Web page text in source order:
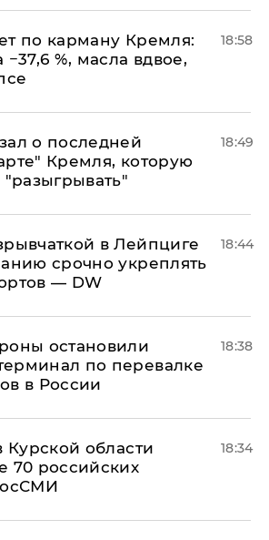
по карману Кремля:
−37,6 %, масла вдвое,
18:58
о последней
Кремля, которую
"разыгрывать"
18:49
в Лейпциге
срочно укреплять
— DW
18:44
остановили
по перевалке
в России
18:38
Курской области
70 российских
18:34